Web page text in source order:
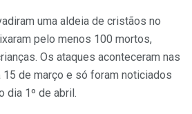
uma aldeia de cristãos no
pelo menos 100 mortos,
Os ataques aconteceram nas
de março e só foram noticiados
dia 1º de abril.